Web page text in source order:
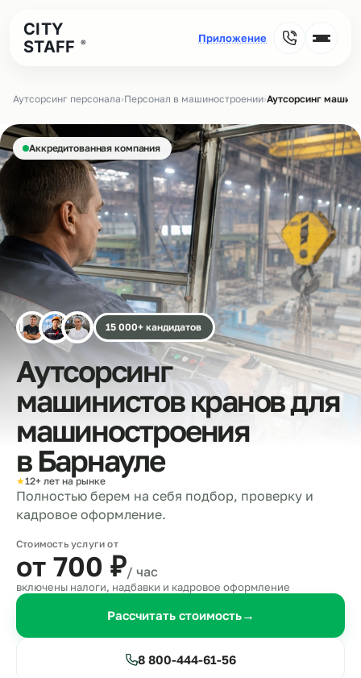
CITY
STAFF
®
Аутсорсинг персонала›Персонал в машиностроении›Аутсорсинг
Аккредитованная компания
15 000+ кандидатов
Аутсорсинг
машинистов кранов для
машиностроения
в Барнауле
★12+ лет на рынке
Полностью берем на себя подбор, проверку и
кадровое оформление.
Стоимость услуги от
от 700 ₽/ час
включены налоги, надбавки и кадровое оформление
Рассчитать стоимость→
8 800-444-61-56